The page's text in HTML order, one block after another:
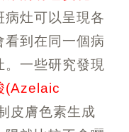
病灶可以呈現各
看到在同一個病
。一些研究發現
(Azelaic
皮膚色素生成